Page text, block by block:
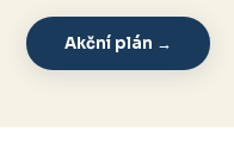
Akční plán →